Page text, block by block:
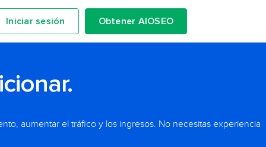
Iniciar sesión Obtener AIOSEO
aumentar el tráfico y los ingresos. No necesitas experiencia